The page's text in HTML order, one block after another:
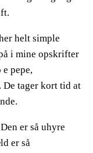
helt simple
i mine opskrifter
pepe,
De tager kort tid at
er så uhyre
er så